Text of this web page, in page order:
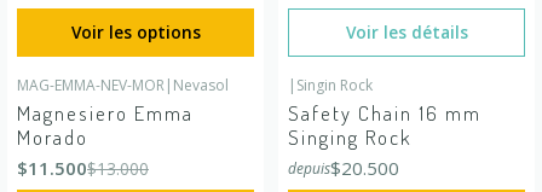
Voir les options Voir les détails
-12%DÉSACTIVÉ
MAG-EMMA-NEV-MOR| Nevasol
Magnesiero Emma
Morado
$11.500$13.000
| Singin Rock
Safety Chain 16 mm
Singing Rock
depuis$20.500